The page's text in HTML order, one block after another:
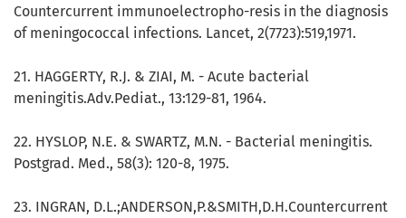
Countercurrent immunoelectropho-resis in the diagnosis
of meningococcal infections. Lancet, 2(7723):519,1971.
21. HAGGERTY, R.J. & ZIAI, M. - Acute bacterial
meningitis.Adv.Pediat., 13:129-81, 1964.
22. HYSLOP, N.E. & SWARTZ, M.N. - Bacterial meningitis.
Postgrad. Med., 58(3): 120-8, 1975.
23. INGRAN, D.L.;ANDERSON,P.&SMITH,D.H.Countercurrent